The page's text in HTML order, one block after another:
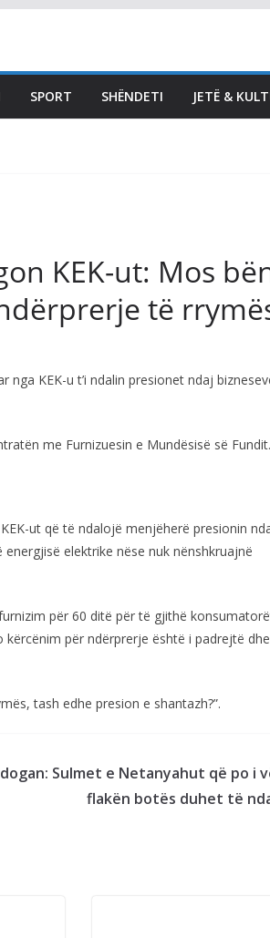
SPORT SHËNDETI JETË &
KEK-ut: Mos
të
KEK-u t’i ndalin presionet ndaj
me Furnizuesin e Mundësisë së Fundit.
ut që të ndalojë menjëherë presionin
elektrike nëse nuk nënshkruajnë
për 60 ditë për të gjithë
për ndërprerje është i padrejtë dhe
tash edhe presion e shantazh?”.
Sulmet e Netanyahut që po i
flakën botës duhet të
fotografi nga takimi i
Me 18 deputetët e
së, në përcaktimin e